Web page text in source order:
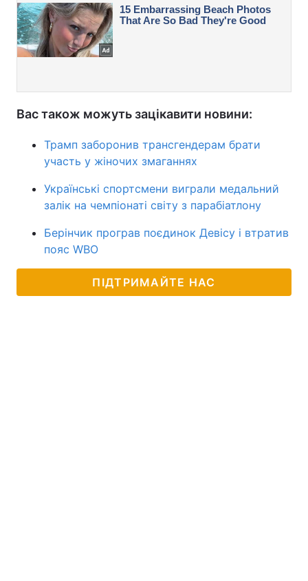
Вас також можуть зацікавити новини:
Трамп заборонив трансгендерам брати
участь у жіночих змаганнях
Українські спортсмени виграли медальний
залік на чемпіонаті світу з парабіатлону
Берінчик програв поєдинок Девісу і втратив
пояс WBO
ПІДТРИМАЙТЕ НАС